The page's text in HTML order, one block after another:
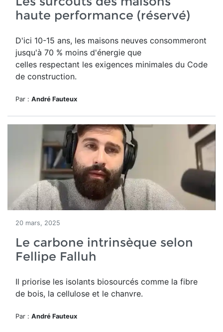
haute performance (réservé)
D'ici 10-15 ans, les maisons neuves consommeront
jusqu'à 70 % moins d'énergie que
celles respectant les exigences minimales du Code
de construction.
Par : André Fauteux
20 mars, 2025
Le carbone intrinsèque selon
Fellipe Falluh
Il priorise les isolants biosourcés comme la fibre
de bois, la cellulose et le chanvre.
Par : André Fauteux